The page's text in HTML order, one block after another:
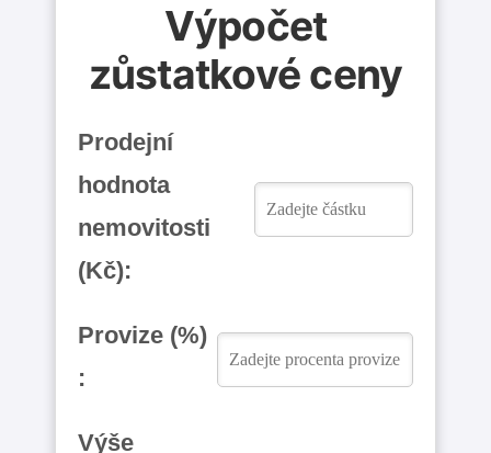
Výpočet
zůstatkové ceny
Prodejní
hodnota
nemovitosti
(Kč):
Provize (%)
:
Výše